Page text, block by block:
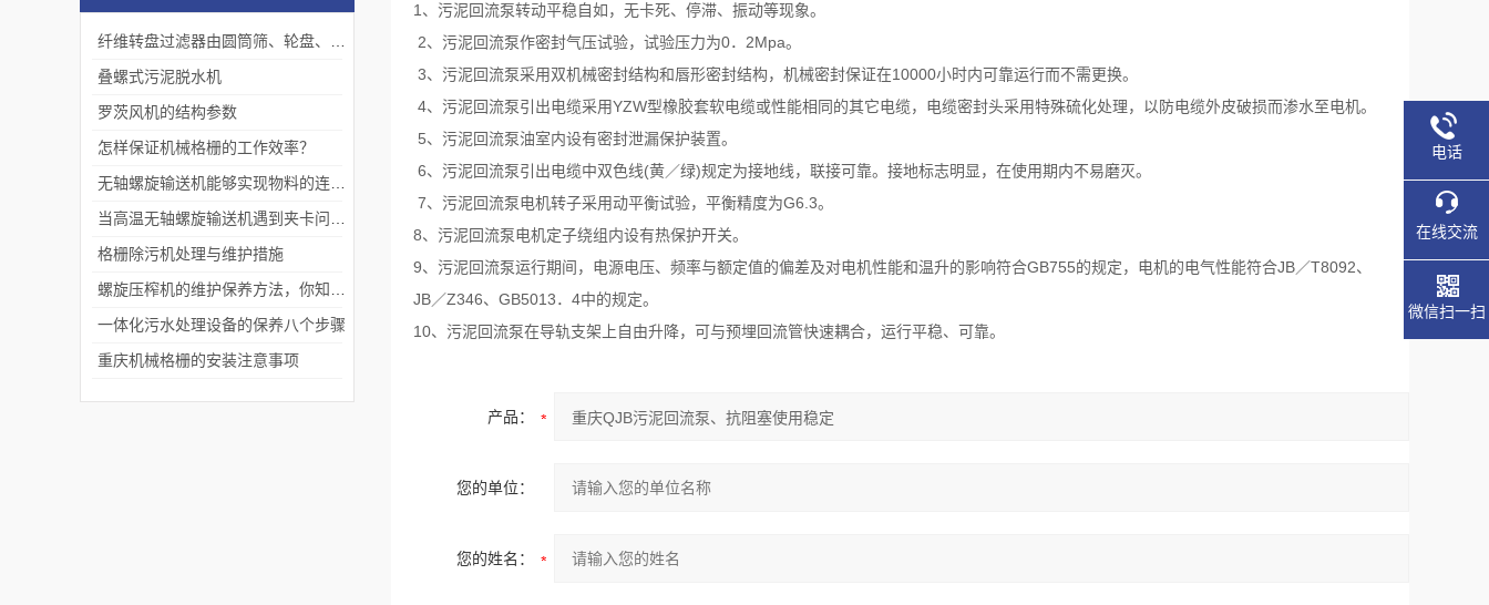
1 、污泥回流泵转动平稳自如，无卡死、停滞、振动等现象。
2、污泥回流泵作密封气压试验，试验压力为0． 2Mpa。
3、污泥回流泵采用双机械密封结构和唇形密封结构，机械密封保证在10000小时内可靠运行而不需更换。
4、污泥回流泵引出电缆采用YZW型橡胶套软电缆或性能相同的其它电缆，电缆密封头采用特殊硫化处理，以防电缆外皮破损而渗水至电机。
5、污泥回流泵油室内设有密封泄漏保护装置。
6、污泥回流泵引出电缆中双色线(黄／绿)规定为接地线，联接可靠。接地标志明显，在使用期内不易磨灭。
7、污泥回流泵电机转子采用动平衡试验，平衡精度为G6.3。
8、污泥回流泵电机定子绕组内设有热保护开关。
9、污泥回流泵运行期间，电源电压、频率与额定值的偏差及对电机性能和温升的影响符合GB755的规定，电机的电气性能符合JB／T8092、
JB／Z346、 GB5013 ． 4中的规定。
10、污泥回流泵在导轨支架上自由升降，可与预埋回流管快速耦合，运行平稳、可靠。
产品：
您的单位：
您的姓名：
叠螺式污泥脱水机
罗茨风机的结构参数
怎样保证机械格栅的工作效率？
格栅除污机处理与维护措施
一体化污水处理设备的保养八个步骤
重庆机械格栅的安装注意事项
电话
在线交流
微信扫一扫